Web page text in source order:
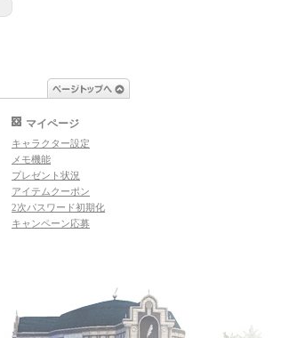
マイページ
キャラクター設定
メモ機能
プレゼント状況
アイテムクーポン
2次パスワード初期化
キャンペーン応募